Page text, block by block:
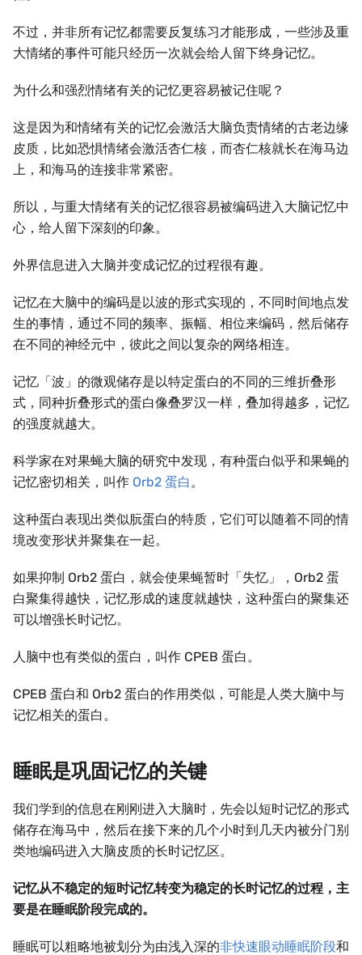
不过，并非所有记忆都需要反复练习才能形成，一些涉及重
大情绪的事件可能只经历一次就会给人留下终身记忆。
为什么和强烈情绪有关的记忆更容易被记住呢？
这是因为和情绪有关的记忆会激活大脑负责情绪的古老边缘
皮质，比如恐惧情绪会激活杏仁核，而杏仁核就长在海马边
上，和海马的连接非常紧密。
所以，与重大情绪有关的记忆很容易被编码进入大脑记忆中
心，给人留下深刻的印象。
外界信息进入大脑并变成记忆的过程很有趣。
记忆在大脑中的编码是以波的形式实现的，不同时间地点发
生的事情，通过不同的频率、振幅、相位来编码，然后储存
在不同的神经元中，彼此之间以复杂的网络相连。
记忆「波」的微观储存是以特定蛋白的不同的三维折叠形
式，同种折叠形式的蛋白像叠罗汉一样，叠加得越多，记忆
的强度就越大。
科学家在对果蝇大脑的研究中发现，有种蛋白似乎和果蝇的
记忆密切相关，叫作 Orb2 蛋白。
这种蛋白表现出类似朊蛋白的特质，它们可以随着不同的情
境改变形状并聚集在一起。
如果抑制 Orb2 蛋白，就会使果蝇暂时「失忆」，Orb2 蛋
白聚集得越快，记忆形成的速度就越快，这种蛋白的聚集还
可以增强长时记忆。
人脑中也有类似的蛋白，叫作 CPEB 蛋白。
CPEB 蛋白和 Orb2 蛋白的作用类似，可能是人类大脑中与
记忆相关的蛋白。
睡眠是巩固记忆的关键
我们学到的信息在刚刚进入大脑时，先会以短时记忆的形式
储存在海马中，然后在接下来的几个小时到几天内被分门别
类地编码进入大脑皮质的长时记忆区。
记忆从不稳定的短时记忆转变为稳定的长时记忆的过程，主
要是在睡眠阶段完成的。
睡眠可以粗略地被划分为由浅入深的非快速眼动睡眠阶段和